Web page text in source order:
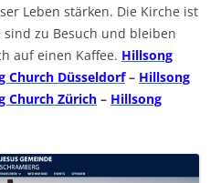
Leben stärken. Die Kirche ist
zu Besuch und bleiben
auf einen Kaffee. Hillsong
Church Düsseldorf– Hillsong
Church Zürich – Hillsong